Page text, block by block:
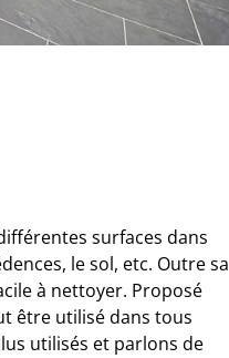
surfaces dans
le sol, etc. Outre sa
à nettoyer. Proposé
être utilisé dans tous
utilisés et parlons de